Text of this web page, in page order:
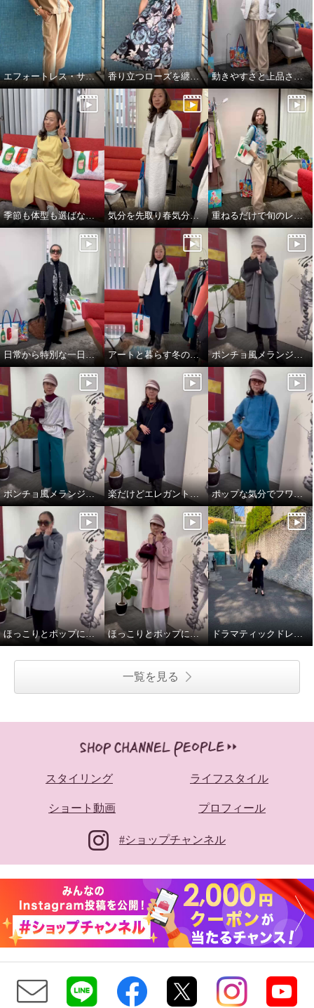
エフォートレス・サファリエレガンス 香り立つローズを纏う、エフォートレスワンピース 動きやすさと上品さ、どちらも大切にした大人スタイル
季節も体型も選ばない、頼れるジャンパースカート 気分を先取り春気分コーデ^_^ 重ねるだけで旬のレイヤードスタイル完成👌
日常から特別な一日まで。表現を変えるエレガンス❣️ アートと暮らす冬のワンシーン。 ポンチョ風メランジニットストール
ポンチョ風メランジニットストール 楽だけどエレガントスタイル ポップな気分でフワモコパーカー
ほっこりとポップに冬を楽しことむコートスタイル ほっこりとポップに冬を楽しことむコートスタイル ドラマティックドレスで秋を楽しむ
一覧を見る
スタイリング ライフスタイル
ショート動画 プロフィール
#ショップチャンネル